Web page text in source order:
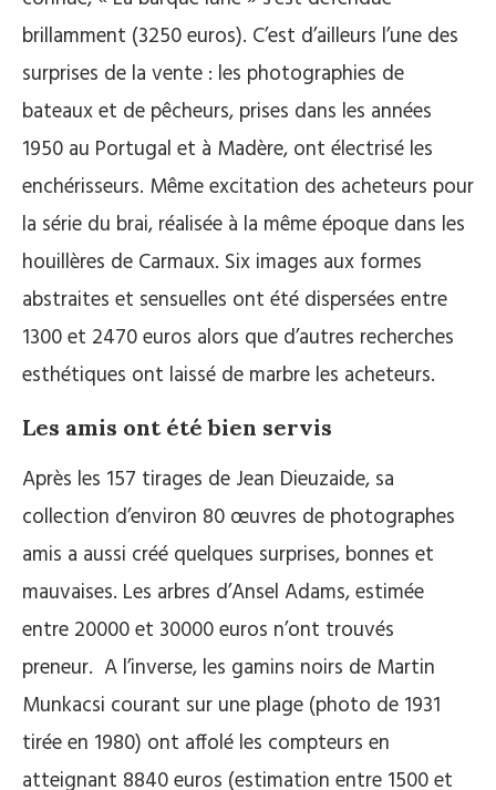
brillamment (3250 euros). C’est d’ailleurs l’une des
surprises de la vente : les photographies de
bateaux et de pêcheurs, prises dans les années
1950 au Portugal et à Madère, ont électrisé les
enchérisseurs. Même excitation des acheteurs pour
la série du brai, réalisée à la même époque dans les
houillères de Carmaux. Six images aux formes
abstraites et sensuelles ont été dispersées entre
1300 et 2470 euros alors que d’autres recherches
esthétiques ont laissé de marbre les acheteurs.
Les amis ont été bien servis
Après les 157 tirages de Jean Dieuzaide, sa
collection d’environ 80 œuvres de photographes
amis a aussi créé quelques surprises, bonnes et
mauvaises. Les arbres d’Ansel Adams, estimée
entre 20000 et 30000 euros n’ont trouvés
preneur. A l’inverse, les gamins noirs de Martin
Munkacsi courant sur une plage (photo de 1931
tirée en 1980) ont affolé les compteurs en
atteignant 8840 euros (estimation entre 1500 et